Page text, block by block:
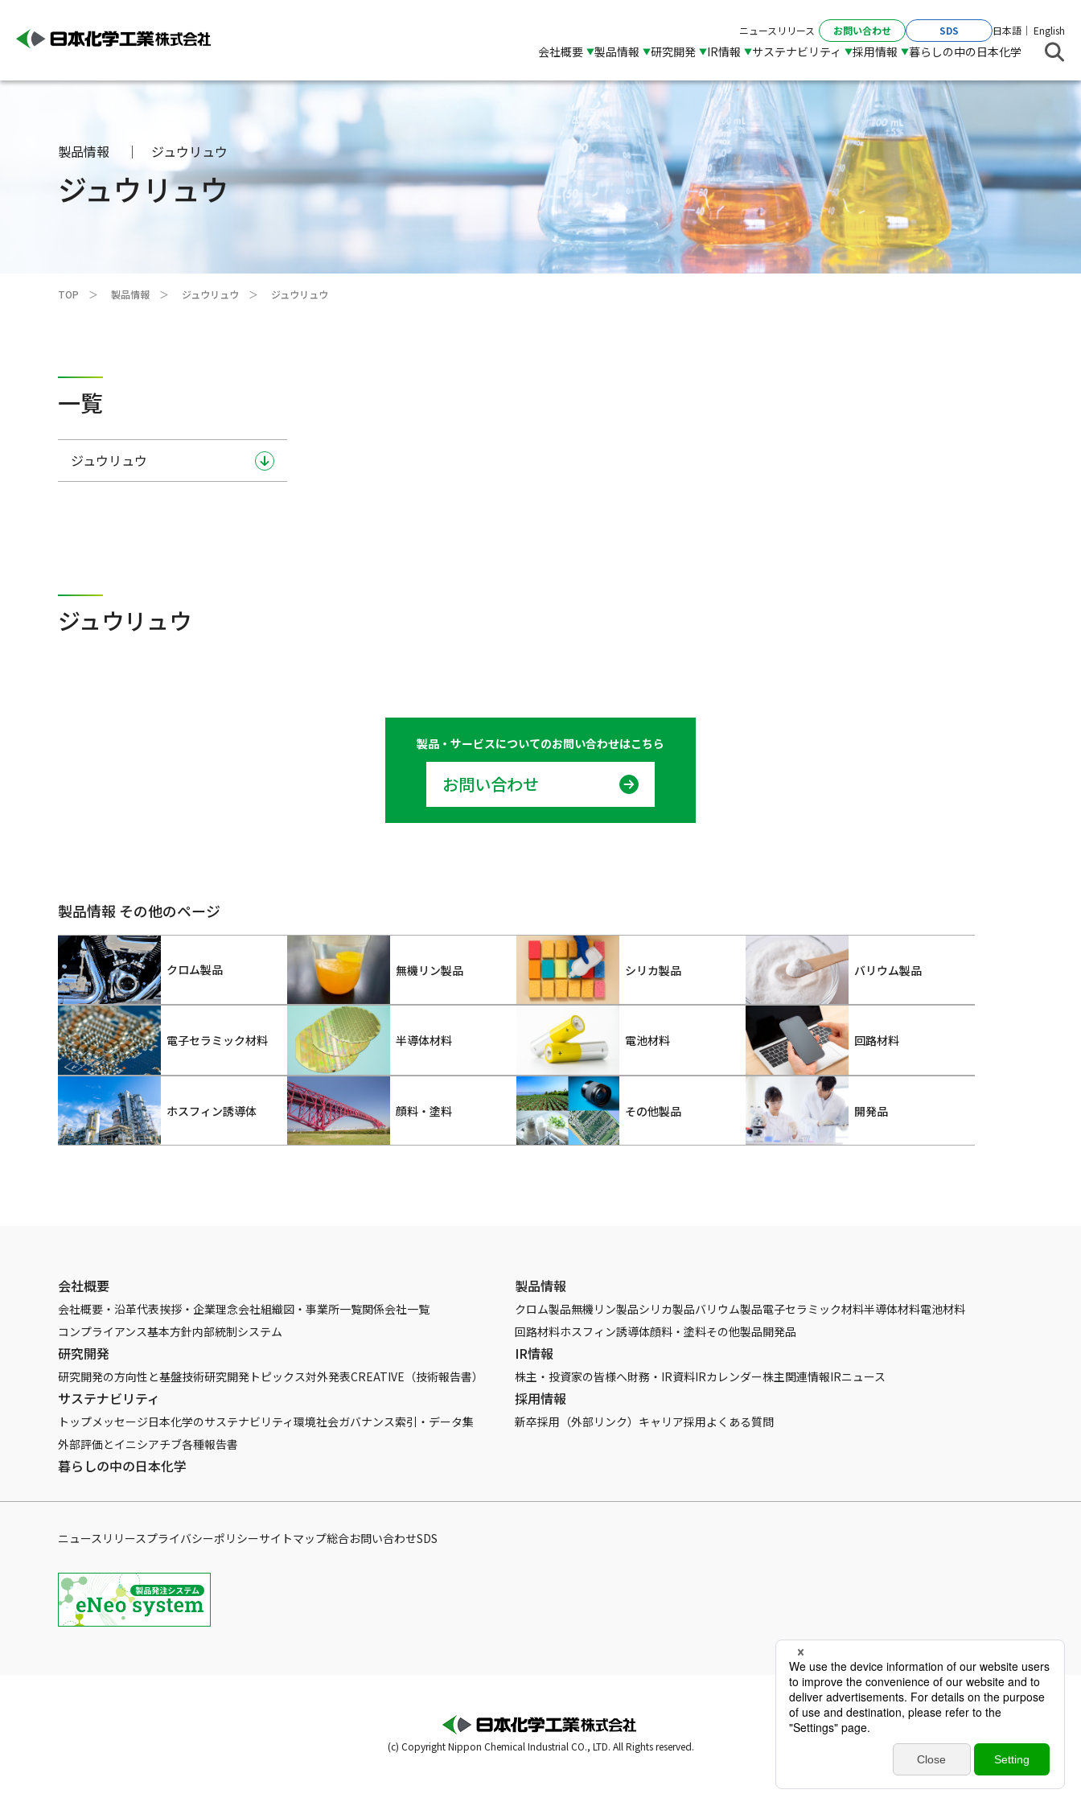
ニュースリリース お問い合わせ SDS English
日本語
会社概要 製品情報 研究開発 IR情報 サステナビリティ 採用情報 暮らしの中の日本化学
製品情報 ジュウリュウ
ジュウリュウ
TOP 製品情報 ジュウリュウ ジュウリュウ
一覧
ジュウリュウ
ジュウリュウ
製品・サービスについてのお問い合わせはこちら
お問い合わせ
製品情報 その他のページ
クロム製品 無機リン製品 シリカ製品 バリウム製品
電子セラミック材料 半導体材料 電池材料 回路材料
ホスフィン誘導体 顔料・塗料 その他製品 開発品
会社概要
会社概要・沿革代表挨拶・企業理念会社組織図・事業所一覧関係会社一覧
コンプライアンス基本方針内部統制システム
製品情報
クロム製品無機リン製品シリカ製品バリウム製品電子セラミック材料半導体材料電池材料
回路材料ホスフィン誘導体顔料・塗料その他製品開発品
研究開発
研究開発の方向性と基盤技術研究開発トピックス対外発表CREATIVE（技術報告書）
IR情報
株主・投資家の皆様へ財務・IR資料IRカレンダー株主関連情報IRニュース
サステナビリティ
トップメッセージ日本化学のサステナビリティ環境社会ガバナンス索引・データ集
外部評価とイニシアチブ各種報告書
採用情報
新卒採用（外部リンク） キャリア採用よくある質問
暮らしの中の日本化学
ニュースリリースプライバシーポリシーサイトマップ総合お問い合わせSDS
(c) Copyright Nippon Chemical Industrial CO., LTD. All Rights reserved.